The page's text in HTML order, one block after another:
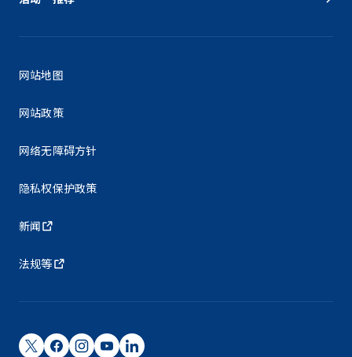
网站地图
网站政策
网络无障碍方针
隐私权保护政策
新闻
法规等